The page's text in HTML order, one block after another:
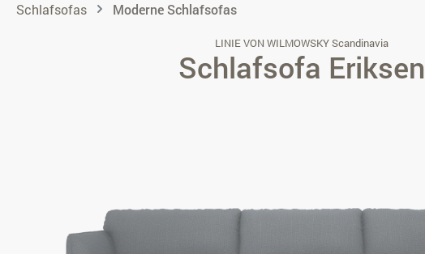
Schlafsofas Moderne Schlafsofas
LINIE VON WILMOWSKY Scandinavia
Schlafsofa Eriksen